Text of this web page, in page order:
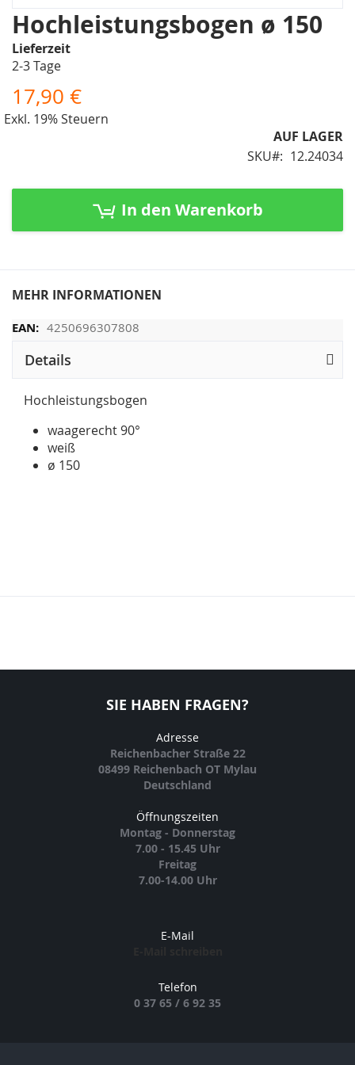
Hochleistungsbogen ø 150
Lieferzeit
2-3 Tage
17,90 €
Exkl. 19% Steuern
AUF LAGER
SKU
12.24034
In den Warenkorb
MEHR INFORMATIONEN
4250696307808
Zum
Anfang
der
Bildergalerie
springen
Details
Hochleistungsbogen
waagerecht 90°
weiß
ø 150
SIE HABEN FRAGEN?
Adresse
Reichenbacher Straße 22
08499 Reichenbach OT Mylau
Deutschland
Öffnungszeiten
Montag - Donnerstag
7.00 - 15.45 Uhr
Freitag
7.00-14.00 Uhr
E-Mail
Telefon
0 37 65 / 6 92 35